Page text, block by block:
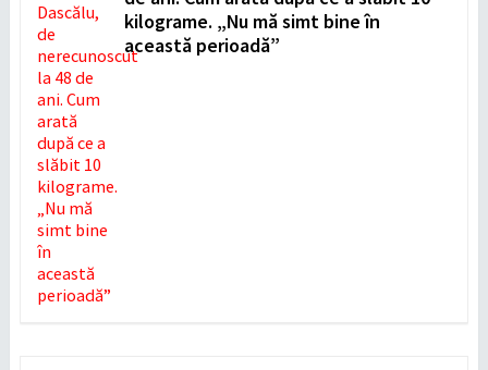
kilograme. „Nu mă simt bine în
această perioadă”